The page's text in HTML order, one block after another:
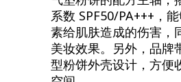
系数 SPF50/PA+++，
素给肌肤造成的伤害，
美妆效果。另外，品牌
型粉饼外壳设计，方便